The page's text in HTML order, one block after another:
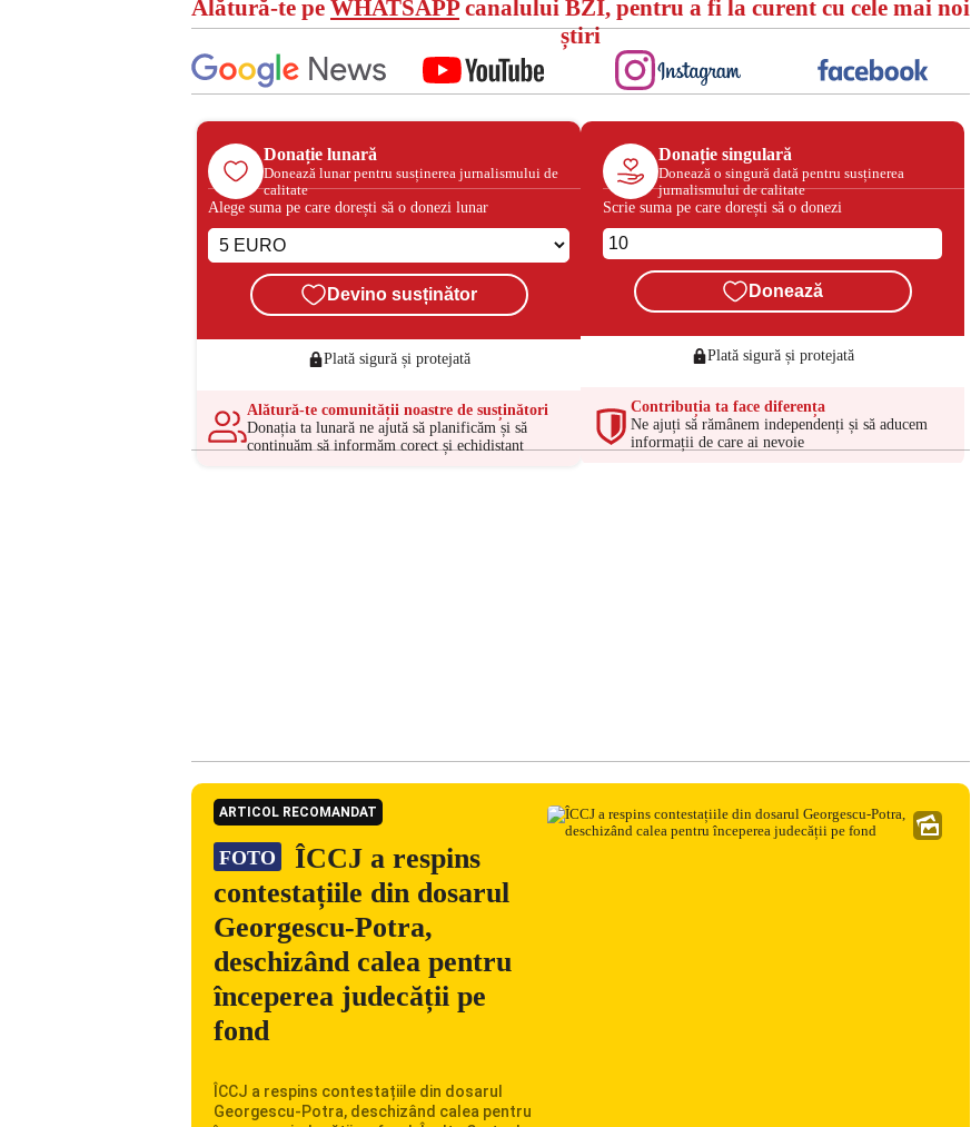
Alătură-te pe WHATSAPPcanalului BZI, pentru a fi la curent cu cele mai noi
știri
Donație lunară
Donează lunar pentru susținerea jurnalismului de
calitate
Alege suma pe care dorești să o donezi lunar
Devino susținător
Plată sigură și protejată
Alătură-te comunității noastre de susținători
Donația ta lunară ne ajută să planificăm și să
continuăm să informăm corect și echidistant
Donație singulară
Donează o singură dată pentru susținerea
jurnalismului de calitate
Scrie suma pe care dorești să o donezi
Donează
Plată sigură și protejată
Contribuția ta face diferența
Ne ajuți să rămânem independenți și să aducem
informații de care ai nevoie
ARTICOL RECOMANDAT
FOTO
ÎCCJ a respins
contestațiile din dosarul
Georgescu-Potra,
deschizând calea pentru
începerea judecății pe
fond
ÎCCJ a respins contestațiile din dosarul
Georgescu-Potra, deschizând calea pentru